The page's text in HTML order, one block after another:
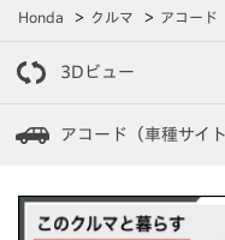
Honda クルマ アコード
3Dビュー
アコード（車種サイト